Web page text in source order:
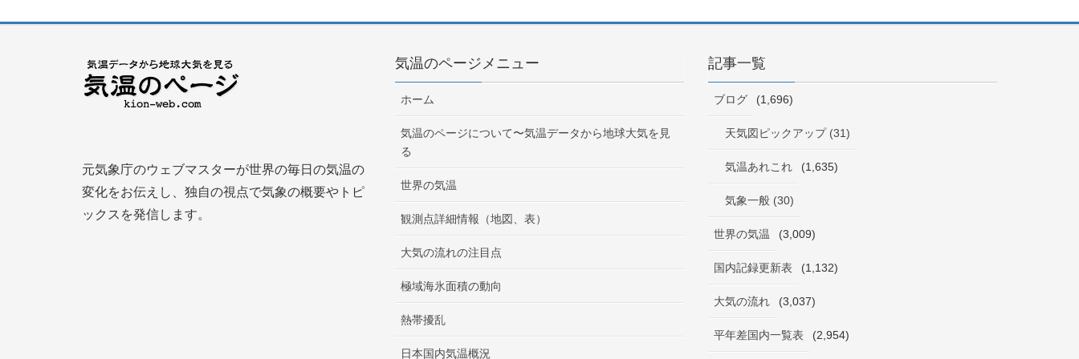
元気象庁のウェブマスターが世界の毎日の気温の
変化をお伝えし、独自の視点で気象の概要やトピ
ックスを発信します。
気温のページメニュー
ホーム
気温のページについて〜気温データから地球大気を見
る
世界の気温
観測点詳細情報（地図、表）
大気の流れの注目点
極域海氷面積の動向
熱帯擾乱
日本国内気温概況
記事一覧
ブログ (1,696)
天気図ピックアップ (31)
気温あれこれ (1,635)
気象一般 (30)
世界の気温 (3,009)
国内記録更新表 (1,132)
大気の流れ (3,037)
平年差国内一覧表 (2,954)